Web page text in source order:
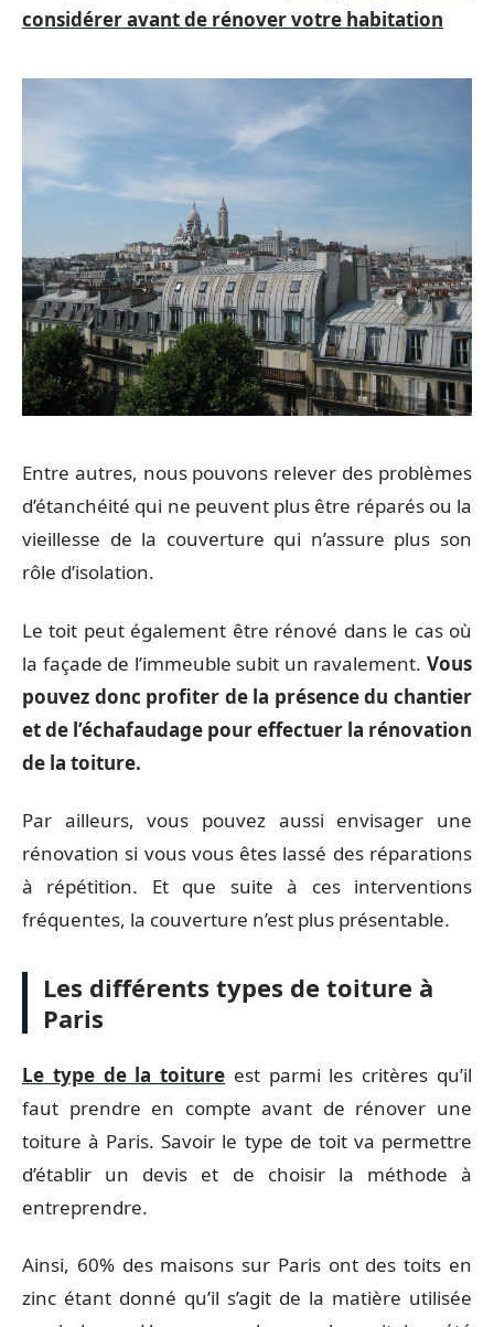
considérer avant de rénover votre habitation
Entre autres, nous pouvons relever des problèmes
d’étanchéité qui ne peuvent plus être réparés ou la
vieillesse de la couverture qui n’assure plus son
rôle d’isolation.
Le toit peut également être rénové dans le cas où
la façade de l’immeuble subit un ravalement. Vous
pouvez donc profiter de la présence du chantier
et de l’échafaudage pour effectuer la rénovation
de la toiture.
Par ailleurs, vous pouvez aussi envisager une
rénovation si vous vous êtes lassé des réparations
à répétition. Et que suite à ces interventions
fréquentes, la couverture n’est plus présentable.
Les différents types de toiture à
Paris
Le type de la toiture est parmi les critères qu’il
faut prendre en compte avant de rénover une
toiture à Paris. Savoir le type de toit va permettre
d’établir un devis et de choisir la méthode à
entreprendre.
Ainsi, 60% des maisons sur Paris ont des toits en
zinc étant donné qu’il s’agit de la matière utilisée